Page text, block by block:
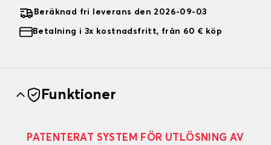
Beräknad fri leverans den 2026-09-03
Betalning i 3x kostnadsfritt, från 60 € köp
Funktioner
PATENTERAT SYSTEM FÖR UTLÖSNING AV